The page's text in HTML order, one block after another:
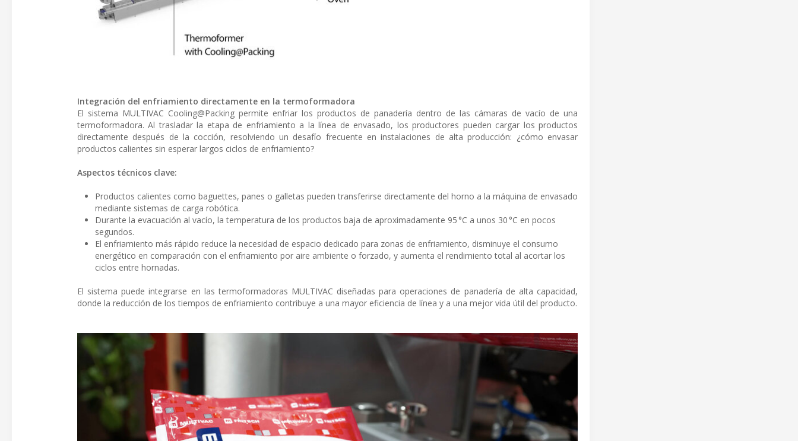
Integración del enfriamiento directamente en la termoformadora
El sistema MULTIVAC Cooling@Packing permite enfriar los productos de panadería dentro de las cámaras de vacío de una
termoformadora. Al trasladar la etapa de enfriamiento a la línea de envasado, los productores pueden cargar los productos
directamente después de la cocción, resolviendo un desafío frecuente en instalaciones de alta producción: ¿cómo envasar
productos calientes sin esperar largos ciclos de enfriamiento?
Aspectos técnicos clave:
Productos calientes como baguettes, panes o galletas pueden transferirse directamente del horno a la máquina de envasado
mediante sistemas de carga robótica.
Durante la evacuación al vacío, la temperatura de los productos baja de aproximadamente 95 °C a unos 30 °C en pocos
segundos.
El enfriamiento más rápido reduce la necesidad de espacio dedicado para zonas de enfriamiento, disminuye el consumo
energético en comparación con el enfriamiento por aire ambiente o forzado, y aumenta el rendimiento total al acortar los
ciclos entre hornadas.
El sistema puede integrarse en las termoformadoras MULTIVAC diseñadas para operaciones de panadería de alta capacidad,
donde la reducción de los tiempos de enfriamiento contribuye a una mayor eficiencia de línea y a una mejor vida útil del producto.